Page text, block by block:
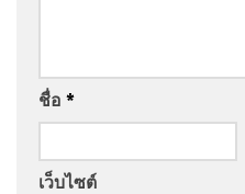
ชื่อ *
เว็บไซต์